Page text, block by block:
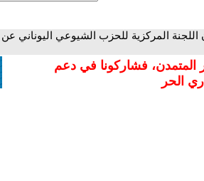
المتمدن، فشاركونا في دعم
الحر